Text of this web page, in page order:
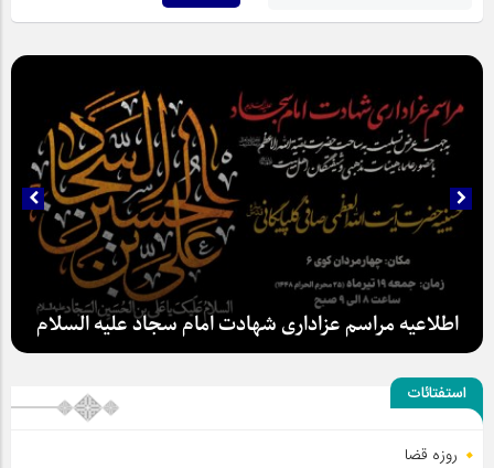
اطلاعیه مراسم عزاداری شهادت امام سجاد علیه السلام
استفتائات
روزه قضا